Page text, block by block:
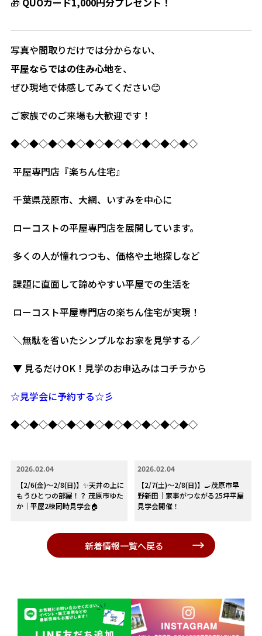
写真や間取りだけでは分からない、
平屋ならではの住み心地を、
ぜひ現地で体感してみてください😊
ご家族でのご来場も大歓迎です！
◆◇◆◇◆◇◆◇◆◇◆◇◆◇◆◇◆◇◆◇
平屋専門店『楽ちん住宅』
千葉県茂原市、大網、いすみを中心に
ローコストの平屋専門店を展開しています。
多くの人が憧れつつも、価格や土地探しなど
課題に直面して諦めやすい平屋での生活を
ローコスト平屋専門店の楽ちん住宅が実現！
＼無駄を省いたシンプルなお家を見学する／
▼ 見るだけOK！見学のお申込みはコチラから
☆見学会に予約する☆彡
◆◇◆◇◆◇◆◇◆◇◆◇◆◇◆◇◆◇◆◇
2026.02.04
【2/6(金)～2/8(日)】✨天井の上に
もうひとつの部屋！？ 茂原市ゆた
か｜平屋2棟同時見学会🏠
2026.02.04
【2/7(土)～2/8(日)】🍳茂原市早
野新田｜家事がつながる25坪平屋
見学会開催！
新着情報一覧へ戻る